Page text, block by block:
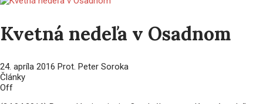
Kvetná nedeľa v Osadnom
24. apríla 2016 Prot. Peter Soroka
Články
Off